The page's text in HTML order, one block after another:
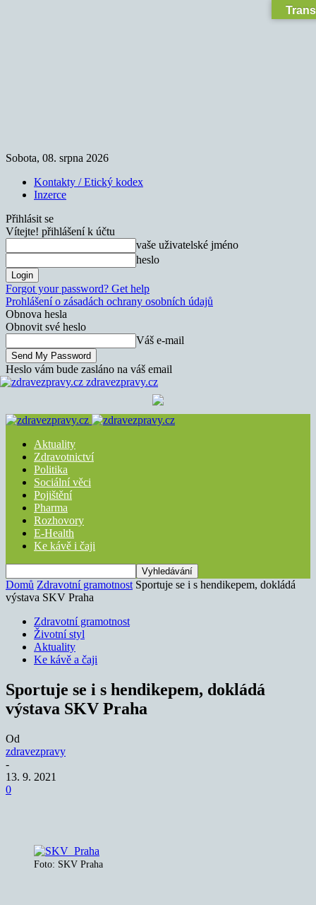
Sobota, 08. srpna 2026
Kontakty / Etický kodex
Inzerce
Přihlásit se
Vítejte! přihlášení k účtu
vaše uživatelské jméno
heslo
Forgot your password? Get help
Prohlášení o zásadách ochrany osobních údajů
Obnova hesla
Obnovit své heslo
Váš e-mail
Heslo vám bude zasláno na váš email
zdravezpravy.cz
Aktuality
Zdravotnictví
Politika
Sociální věci
Pojištění
Pharma
Rozhovory
E-Health
Ke kávě i čaji
Domů Zdravotní gramotnost Sportuje se i s hendikepem, dokládá
výstava SKV Praha
Zdravotní gramotnost
Životní styl
Aktuality
Ke kávě a čaji
Sportuje se i s hendikepem, dokládá
výstava SKV Praha
Od
zdravezpravy
-
13. 9. 2021
0
Foto: SKV Praha